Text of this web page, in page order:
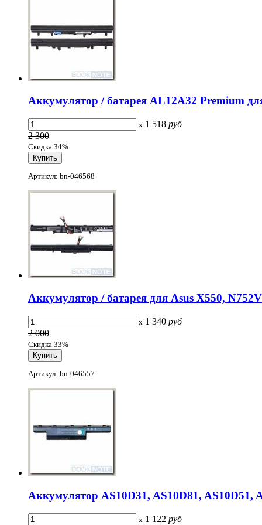
Аккумулятор / батарея AL12A32 Premium
x 1 518 руб
2 300
Скидка 34%
Артикул: bn-046568
Аккумулятор / батарея для Asus X550,
x 1 340 руб
2 000
Скидка 33%
Артикул: bn-046557
Аккумулятор AS10D31, AS10D81, AS10D51,
x 1 122 руб